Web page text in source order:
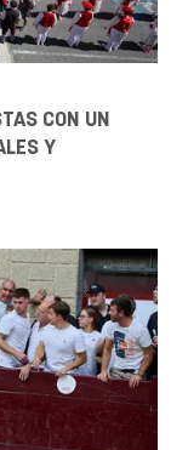
CON UN
Y